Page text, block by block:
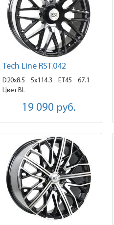
Tech Line RST.042
D20x8.5 5x114.3 ET45
67.1
Цвет BL
19 090 руб.